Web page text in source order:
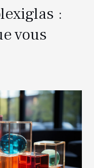
:
vous